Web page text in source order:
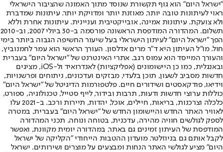
"ישראל היום" הוא גוף תקשורת שנוסד מתוך האמונה שהציבור הישראלי
ראוי לעיתונות טובה יותר, מאוזנת יותר ומדויקת יותר. עיתונות שמדברת
ולא צועקת. עיתונות אמינה, אובייקטיבית ועניינית. עיתונות אחרת וללא
תשלום. המהדורה המודפסת הראשונה פורסמה ב-30 ביולי 2007, וב-2010
הפך "ישראל היום" לעיתון הישראלי בעל שיעור החשיפה הגבוה ביותר בימי
חול. מו"ל העיתון היא ד"ר מרים אדלסון. העורך הראשי הוא עמר לחמנוביץ,
והעורך המייסד הוא עמוס רגב. אתרי האינטרנט של "ישראל היום" בעברית
ובאנגלית, כמו כן היישומונים (אפליקציות) לאנדרואיד ול-iOS, מציגים
חדשות מסביב לשעון, תוכן בלעדי, מבזקים ועדכונים, ניתוחים ופרשנויות,
וידיאו, פודקאסטים ושידורים חיים. פלטפורמות הדיגיטל של "ישראל היום"
כוללות ערוצי חדשות ודעות, תרבות ובידור, לייף סטייל, טכנולוגיה, ספורט,
כלכלה וצרכנות, בריאות, חיילים, אוכל, יהדות, תיירות ורכב. ב-2021 עלו
לאוויר האתר החדש והיישומון החדש של "ישראל היום" בעברית, במטרה
לספק לגולשים חוויה מהירה, עדכנית, בטוחה ונוחה. תכני המהדורה
המודפסת של העיתון זמינים גם באתר, במהדורה יומית מקוונת, ואפשר
לקבל אותם גם בניוזלטר. מועדון ההטבות הייחודי "הקליקה של ישראל
היום" מציע לגולשי האתר הנחות ומבצעים על מוצרים ושירותים. ישראל